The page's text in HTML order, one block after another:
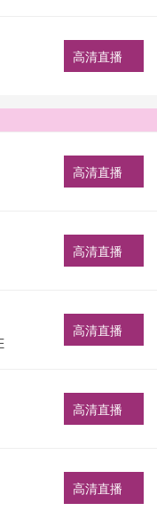
高清直播
高清直播
高清直播
高清直播
高清直播
高清直播